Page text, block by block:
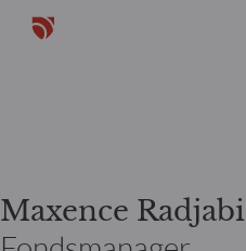
Maxence Radjabi